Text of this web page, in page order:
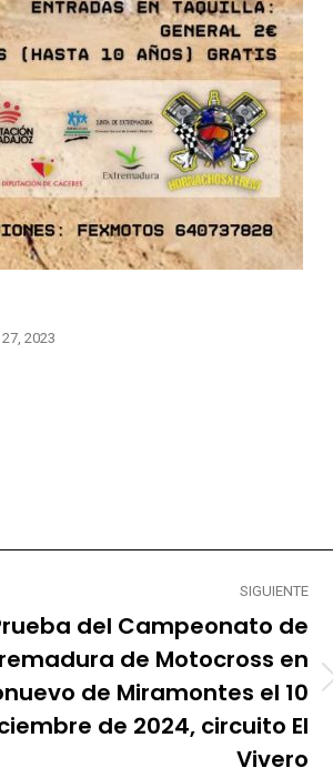
2023
SIGUIENTE
del Campeonato de
de Motocross en
de Miramontes el 10
de 2024, circuito El
Vivero